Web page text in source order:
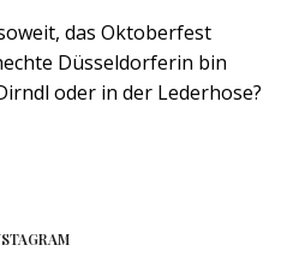
das Oktoberfest
Düsseldorferin bin
oder in der Lederhose?